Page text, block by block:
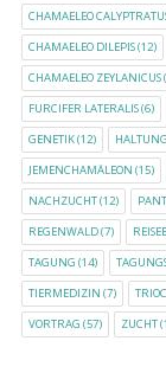
CHAMAELEO
CHAMAELEO DILEPIS(12)
CHAMAELEO ZEYLANICUS
FURCIFER LATERALIS(6)
GENETIK(12) HALTUNG
JEMENCHAMÄLEON (15)
NACHZUCHT(12)
REGENWALD(7)
TAGUNG (14)
TIERMEDIZIN (7)
VORTRAG (57) ZUCHT